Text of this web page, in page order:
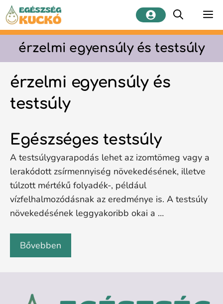
Kilépés
tartalomba
érzelmi egyensúly és testsúly
érzelmi egyensúly és
testsúly
Egészséges testsúly
A testsúlygyarapodás lehet az izomtömeg vagy a
lerakódott zsírmennyiség növekedésének, illetve
túlzott mértékű folyadék-, például
vízfelhalmozódásnak az eredménye is. A testsúly
növekedésének leggyakoribb okai a …
Bővebben